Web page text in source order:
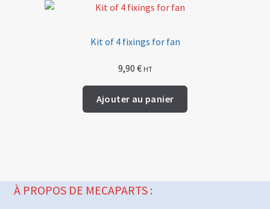
Kit of 4 fixings for fan
9,90 € HT
Ajouter au panier
À PROPOS DE MECAPARTS :